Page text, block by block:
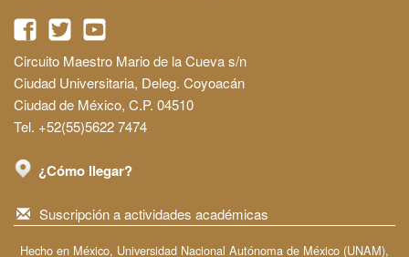
Circuito Maestro Mario de la Cueva s/n
Ciudad Universitaria, Deleg. Coyoacán
Ciudad de México, C.P. 04510
Tel. +52(55)5622 7474
¿Cómo llegar?
Suscripción a actividades académicas
Hecho en México, Universidad Nacional Autónoma de México (UNAM),